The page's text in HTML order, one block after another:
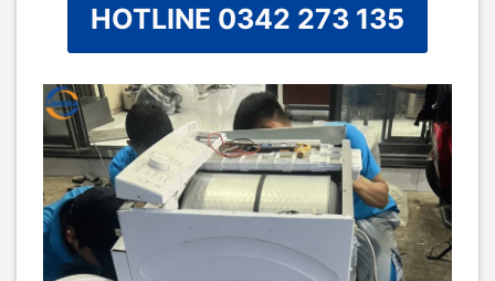
HOTLINE 0342 273 135